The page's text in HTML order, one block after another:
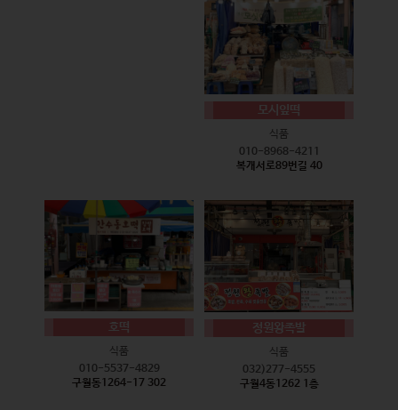
모시잎떡
식품
010-8968-4211
복개서로89번길 40
호떡
식품
010-5537-4829
구월동1264-17 302
정원왕족발
식품
032)277-4555
구월4동1262 1층